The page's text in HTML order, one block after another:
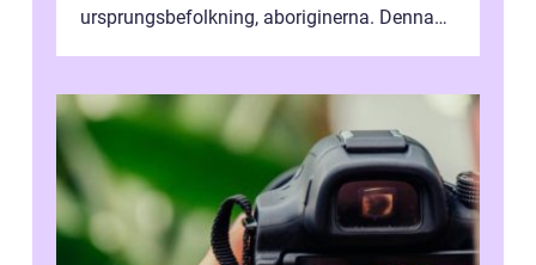
ursprungsbefolkning, aboriginerna. Denna